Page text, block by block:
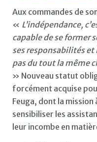
Aux commandes de
« L’indépendance,
capable de se former
ses responsabilités et
pas du tout la même
» Nouveau statut
forcément acquise
Feuga, dont la mission
sensibiliser les
leur incombe en